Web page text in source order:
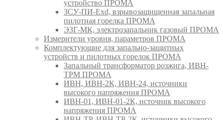
устройство ПРОМА
ЗСУ-ПИ-Exd, взрывозащищенная запальная
пилотная горелка ПРОМА
ЭЗГ-МК, электрозапальник газовый ПРОМА
Измерители уровня, параметров ПРОМА
Комплектующие для запально-защитных
устройств и пилотных горелок ПРОМА
Запальный трансформатор розжига, ИВН-
ТРМ ПРОМА
ИВН, ИВН-2К, ИВН-24, источники
высокого напряжения ПРОМА
ИВН-01, ИВН-01-2К, источник высокого
напряжения ПРОМА